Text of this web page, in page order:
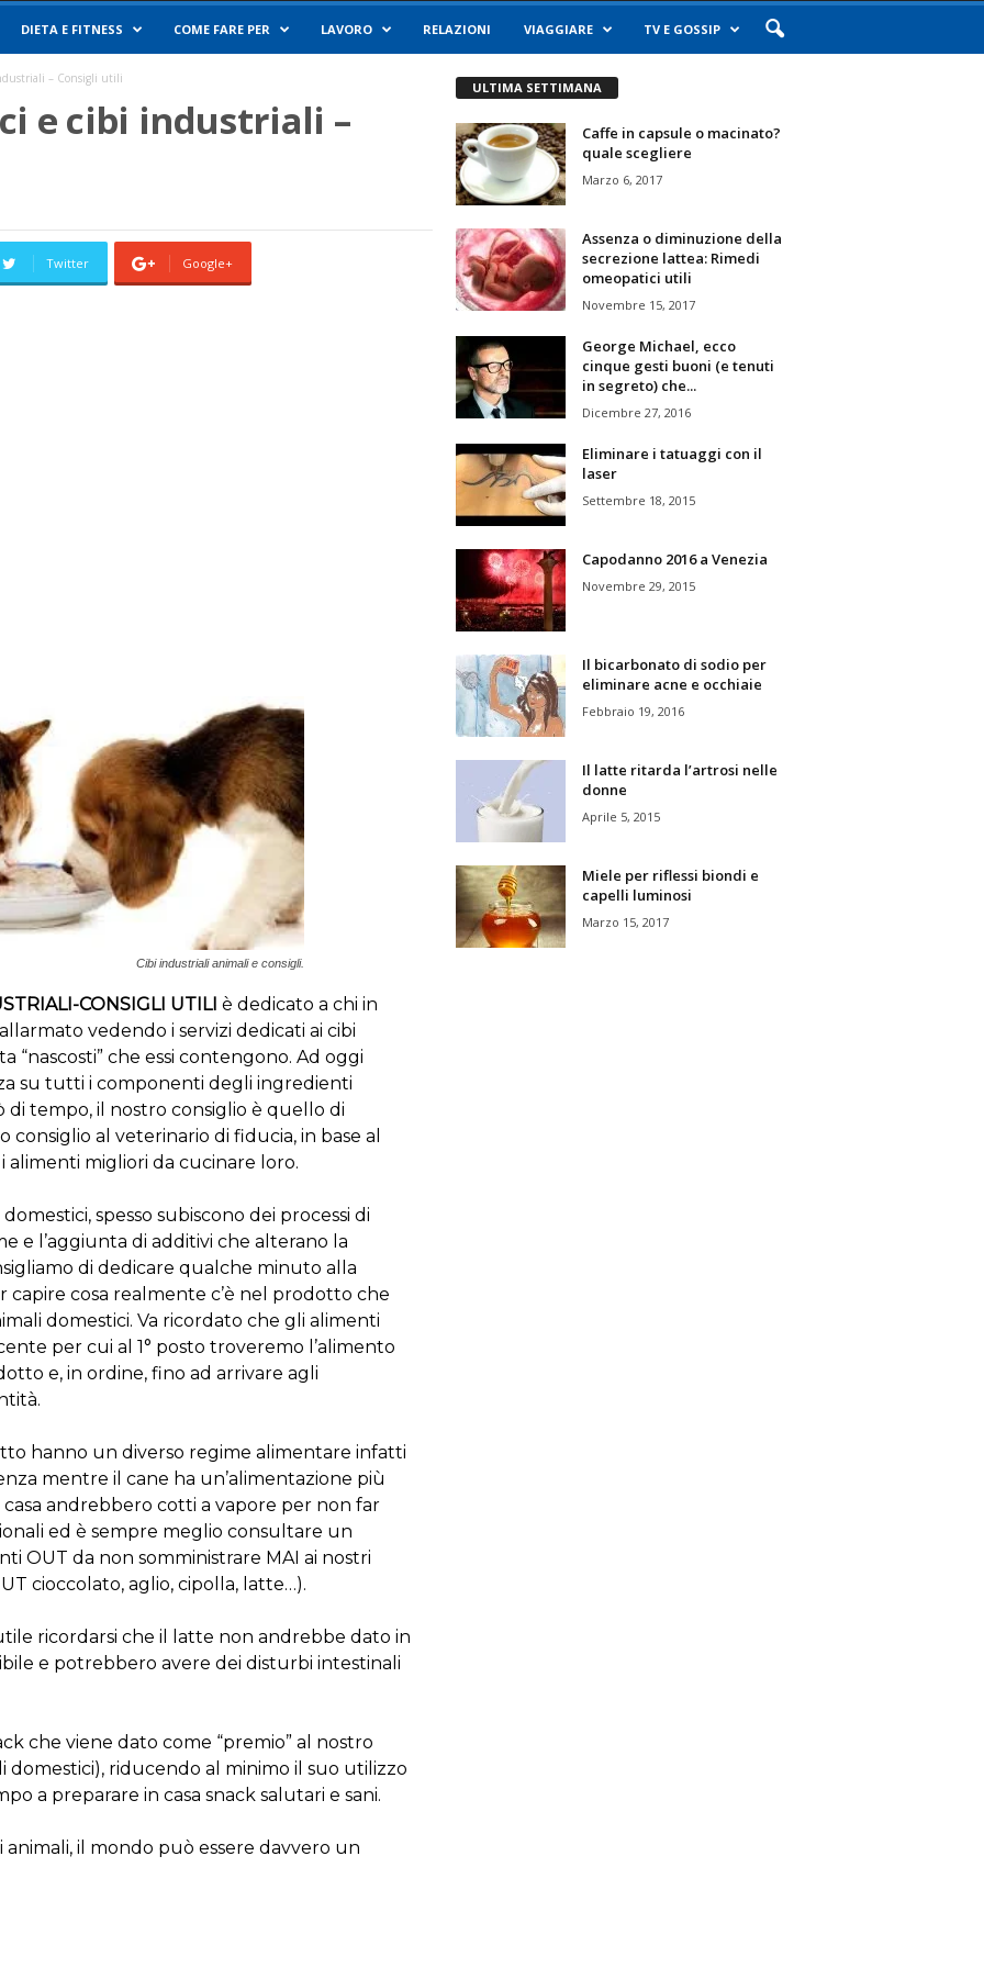
DIETA E FITNESS COME FARE PER LAVORO RELAZIONI VIAGGIARE TV E GOSSIP
– Consigli utili
e cibi industriali –
Twitter Google+
Cibi industriali animali e consigli.
CONSIGLI UTILI è dedicato a chi in
vedendo i servizi dedicati ai cibi
che essi contengono. Ad oggi
su tutti i componenti degli ingredienti
tempo, il nostro consiglio è quello di
consiglio al veterinario di fiducia, in base al
alimenti migliori da cucinare loro.
spesso subiscono dei processi di
e l’aggiunta di additivi che alterano la
di dedicare qualche minuto alla
cosa realmente c’è nel prodotto che
domestici. Va ricordato che gli alimenti
per cui al 1° posto troveremo l’alimento
e, in ordine, fino ad arrivare agli
hanno un diverso regime alimentare infatti
mentre il cane ha un’alimentazione più
casa andrebbero cotti a vapore per non far
ed è sempre meglio consultare un
OUT da non somministrare MAI ai nostri
cioccolato, aglio, cipolla, latte…).
ricordarsi che il latte non andrebbe dato in
e potrebbero avere dei disturbi intestinali
che viene dato come “premio” al nostro
domestici), riducendo al minimo il suo utilizzo
a preparare in casa snack salutari e sani.
il mondo può essere davvero un
ULTIMA SETTIMANA
Caffe in capsule o macinato?
quale scegliere
Marzo 6, 2017
Assenza o diminuzione della
secrezione lattea: Rimedi
omeopatici utili
Novembre 15, 2017
George Michael, ecco
cinque gesti buoni (e tenuti
in segreto) che...
Dicembre 27, 2016
Eliminare i tatuaggi con il
laser
Settembre 18, 2015
Capodanno 2016 a Venezia
Novembre 29, 2015
Il bicarbonato di sodio per
eliminare acne e occhiaie
Febbraio 19, 2016
Il latte ritarda l’artrosi nelle
donne
Aprile 5, 2015
Miele per riflessi biondi e
capelli luminosi
Marzo 15, 2017